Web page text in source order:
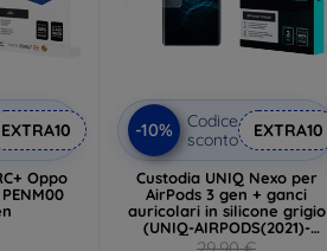
EXTRA10
Oppo
-10%
Codice
sconto
EXTRA10
Custodia UNIQ Nexo per
AirPods 3 gen + ganci
auricolari in silicone grigio
(UNIQ-AIRPODS(2021)-
NEXOGRY)